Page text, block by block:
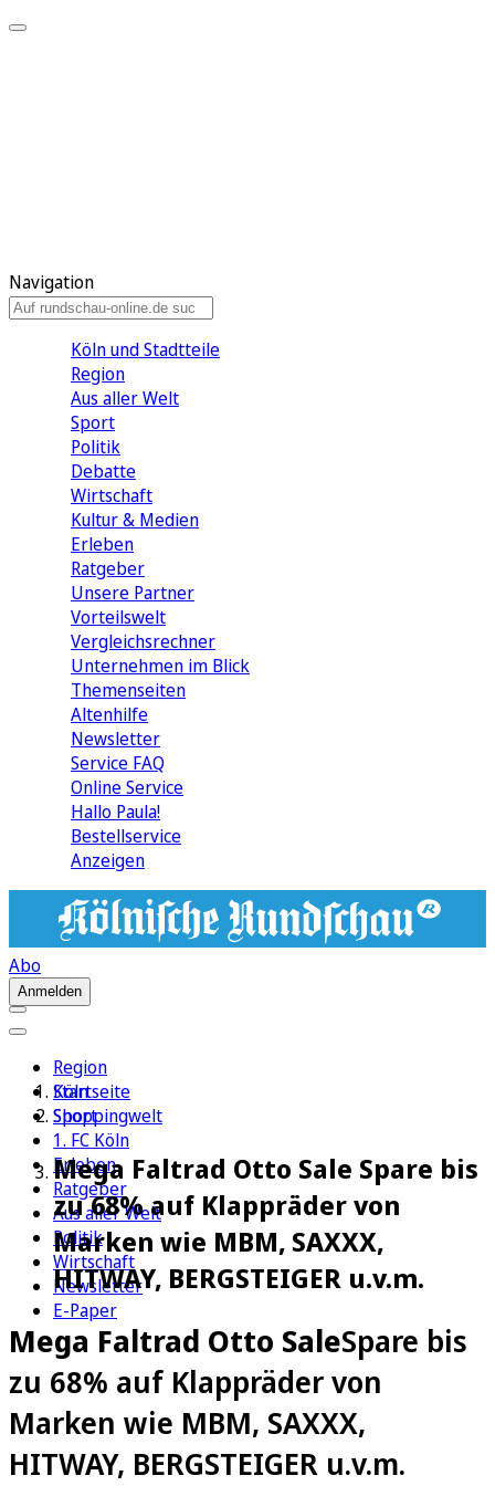
Navigation
Köln und Stadtteile
Region
Aus aller Welt
Sport
Politik
Debatte
Wirtschaft
Kultur & Medien
Erleben
Ratgeber
Unsere Partner
Vorteilswelt
Vergleichsrechner
Unternehmen im Blick
Themenseiten
Altenhilfe
Newsletter
Service FAQ
Online Service
Hallo Paula!
Bestellservice
Anzeigen
Abo
Anmelden
Region
Köln
Sport
1. FC Köln
Erleben
Ratgeber
Aus aller Welt
Politik
Wirtschaft
Newsletter
E-Paper
Startseite
Shoppingwelt
Mega Faltrad Otto Sale Spare bis
zu 68% auf Klappräder von
Marken wie MBM, SAXXX,
HITWAY, BERGSTEIGER u.v.m.
Mega Faltrad Otto SaleSpare bis
zu 68% auf Klappräder von
Marken wie MBM, SAXXX,
HITWAY, BERGSTEIGER u.v.m.